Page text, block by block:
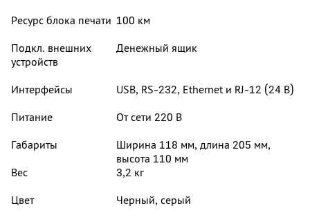
Ресурс блока печати 100 км
Подкл. внешних
устройств
Денежный ящик
Интерфейсы
USB, RS-232, Ethernet и RJ-12 (24 В)
Питание
От сети 220 В
Габариты
Ширина 118 мм, длина 205 мм,
высота 110 мм
Вес
3,2 кг
Цвет
Черный, серый